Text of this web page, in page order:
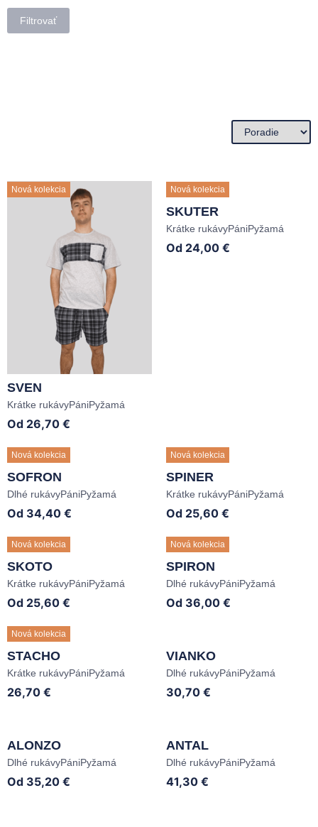
Filtrovať
Krátke rukávyPániPyžamá
SVEN
Od 26,70 €
Nová kolekcia
Krátke rukávyPániPyžamá
SKUTER
Od 24,00 €
Nová kolekcia
Dlhé rukávyPániPyžamá
SOFRON
Od 34,40 €
Nová kolekcia
Krátke rukávyPániPyžamá
SPINER
Od 25,60 €
Nová kolekcia
Krátke rukávyPániPyžamá
SKOTO
Od 25,60 €
Nová kolekcia
Dlhé rukávyPániPyžamá
SPIRON
Od 36,00 €
Nová kolekcia
Krátke rukávyPániPyžamá
STACHO
26,70 €
Nová kolekcia
Dlhé rukávyPániPyžamá
VIANKO
30,70 €
Dlhé rukávyPániPyžamá
ALONZO
Od 35,20 €
Dlhé rukávyPániPyžamá
ANTAL
41,30 €